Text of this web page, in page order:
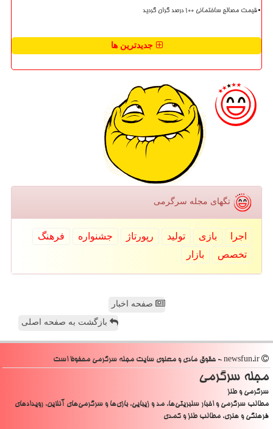
قیمت مصالح ساختمانی ۱۰۰ درصد گران گردید
جدیدترین ها
تگهای مجله سرگرمی
اجرا بازی تولید رپورتاژ جشنواره
فرهنگ
تخصص
بازار
صفحه اخبار
بازگشت به صفحه اصلی
مجله سرگرمی
سرگرمی و طنز
مطالب سرگرمی و اخبار سلبریتی‌ها، مد و زیبایی، بازی‌ها و سرگرمی‌های آنلاین، رویدادهای
فرهنگی و هنری، مطالب طنز و کمدی